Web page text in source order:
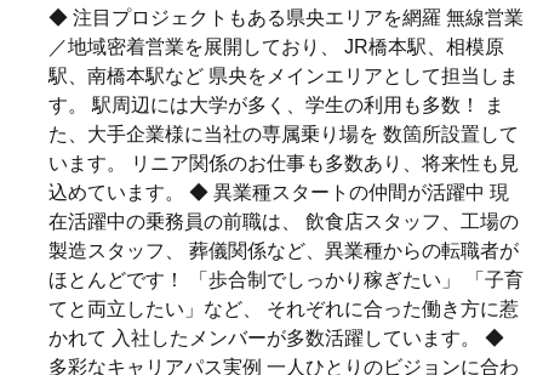
◆ 注目プロジェクトもある県央エリアを網羅 無線営業
／地域密着営業を展開しており、 JR橋本駅、相模原
駅、南橋本駅など 県央をメインエリアとして担当しま
す。 駅周辺には大学が多く、学生の利用も多数！ ま
た、大手企業様に当社の専属乗り場を 数箇所設置して
います。 リニア関係のお仕事も多数あり、将来性も見
込めています。 ◆ 異業種スタートの仲間が活躍中 現
在活躍中の乗務員の前職は、 飲食店スタッフ、工場の
製造スタッフ、 葬儀関係など、異業種からの転職者が
ほとんどです！ 「歩合制でしっかり稼ぎたい」 「子育
てと両立したい」など、 それぞれに合った働き方に惹
かれて 入社したメンバーが多数活躍しています。 ◆
多彩なキャリアパス実例 一人ひとりのビジョンに合わ